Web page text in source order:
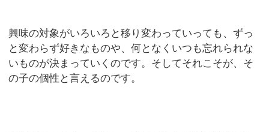
興味の対象がいろいろと移り変わっていっても、ずっ
と変わらず好きなものや、何となくいつも忘れられな
いものが決まっていくのです。そしてそれこそが、そ
の子の個性と言えるのです。